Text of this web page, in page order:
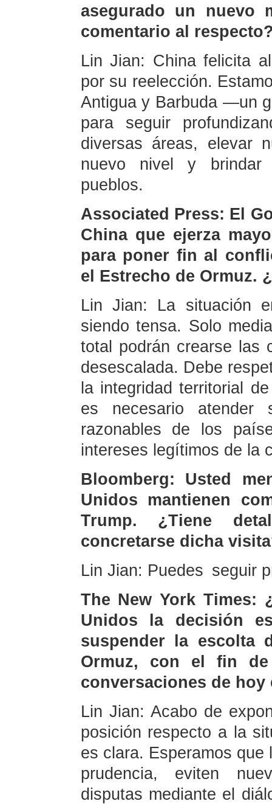
asegurado un nuevo
comentario al
Lin Jian: China felicita
por su reelección.
Antigua y Barbuda —un
para seguir
diversas áreas, elevar
nuevo nivel y brindar
pueblos.
Associated Press: El
China que ejerza
para poner fin al
el Estrecho de Ormuz.
Lin Jian: La situación
siendo tensa. Solo
total podrán crearse las
desescalada. Debe
la integridad territorial
es necesario atender
razonables de los
intereses legítimos de la
Bloomberg: Usted
Unidos mantienen
Trump. ¿Tiene
concretarse dicha
Lin Jian: Puedes seguir
The New York Times:
Unidos la decisión
suspender la escolta
Ormuz, con el fin
conversaciones de hoy
Lin Jian: Acabo de
posición respecto a la
es clara. Esperamos
prudencia, eviten
disputas mediante el